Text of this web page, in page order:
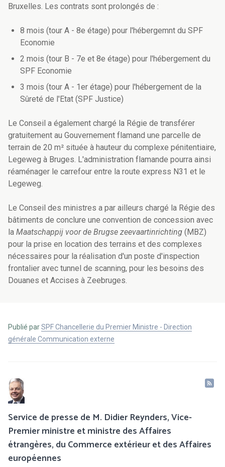
Bruxelles. Les contrats sont prolongés de :
8 mois (tour A - 8e étage) pour l'hébergemnt du SPF
Economie
2 mois (tour B - 7e et 8e étage) pour l'hébergement du
SPF Economie
3 mois (tour A - 1er étage) pour l'hébergement de la
Sûreté de l'Etat (SPF Justice)
Le Conseil a également chargé la Régie de transférer
gratuitement au Gouvernement flamand une parcelle de
terrain de 20 m² située à hauteur du complexe pénitentiaire,
Legeweg à Bruges. L'administration flamande pourra ainsi
réaménager le carrefour entre la route express N31 et le
Legeweg.
Le Conseil des ministres a par ailleurs chargé la Régie des
bâtiments de conclure une convention de concession avec
la Maatschappij voor de Brugse zeevaartinrichting (MBZ)
pour la prise en location des terrains et des complexes
nécessaires pour la réalisation d'un poste d'inspection
frontalier avec tunnel de scanning, pour les besoins des
Douanes et Accises à Zeebruges.
Publié parSPF Chancellerie du Premier Ministre - Direction
générale Communication externe
Service de presse de M. Didier Reynders, Vice-
Premier ministre et ministre des Affaires
étrangères, du Commerce extérieur et des Affaires
européennes